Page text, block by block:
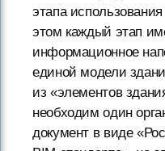
этапа
этом каждый этап
информационное
единой модели
из «элементов
необходим один
документ в виде